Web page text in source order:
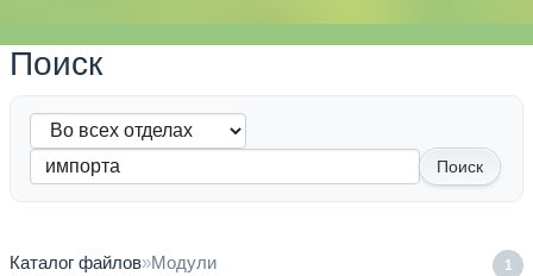
Поиск
Поиск
1
Каталог файлов»Модули